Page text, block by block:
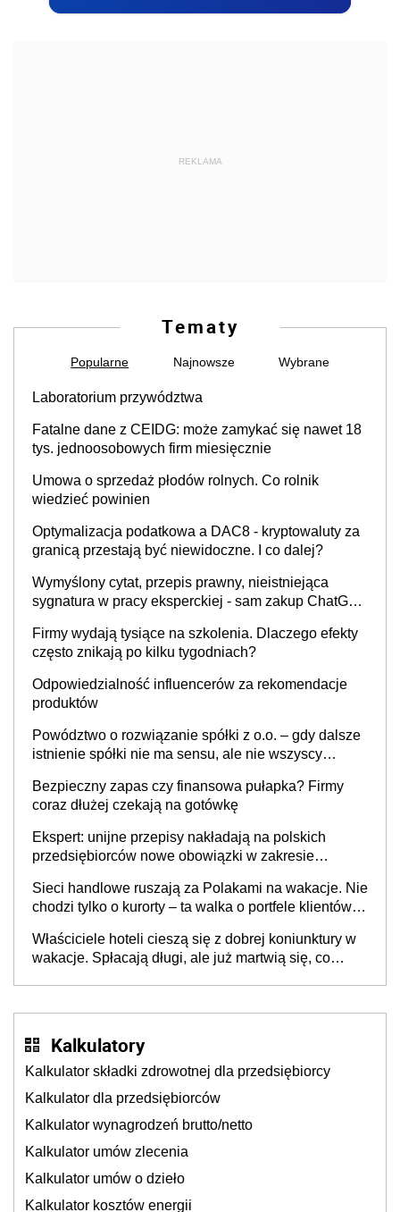
REKLAMA
Tematy
Popularne Najnowsze Wybrane
Laboratorium przywództwa
Fatalne dane z CEIDG: może zamykać się nawet 18
tys. jednoosobowych firm miesięcznie
Umowa o sprzedaż płodów rolnych. Co rolnik
wiedzieć powinien
Optymalizacja podatkowa a DAC8 - kryptowaluty za
granicą przestają być niewidoczne. I co dalej?
Wymyślony cytat, przepis prawny, nieistniejąca
sygnatura w pracy eksperckiej - sam zakup ChatGPT
Firmy wydają tysiące na szkolenia. Dlaczego efekty
często znikają po kilku tygodniach?
Odpowiedzialność influencerów za rekomendacje
produktów
Powództwo o rozwiązanie spółki z o.o. – gdy dalsze
istnienie spółki nie ma sensu, ale nie wszyscy
Bezpieczny zapas czy finansowa pułapka? Firmy
coraz dłużej czekają na gotówkę
Ekspert: unijne przepisy nakładają na polskich
przedsiębiorców nowe obowiązki w zakresie
Sieci handlowe ruszają za Polakami na wakacje. Nie
chodzi tylko o kurorty – ta walka o portfele klientów
cichu
Właściciele hoteli cieszą się z dobrej koniunktury w
wakacje. Spłacają długi, ale już martwią się, co
Kalkulatory
Kalkulator składki zdrowotnej dla przedsiębiorcy
Kalkulator dla przedsiębiorców
Kalkulator wynagrodzeń brutto/netto
Kalkulator umów zlecenia
Kalkulator umów o dzieło
Kalkulator kosztów energii